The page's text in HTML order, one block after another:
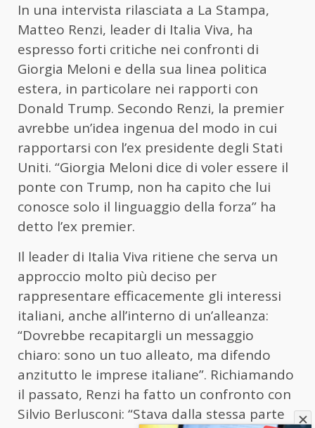
In una intervista rilasciata a La Stampa,
Matteo Renzi, leader di Italia Viva, ha
espresso forti critiche nei confronti di
Giorgia Meloni e della sua linea politica
estera, in particolare nei rapporti con
Donald Trump. Secondo Renzi, la premier
avrebbe un’idea ingenua del modo in cui
rapportarsi con l’ex presidente degli Stati
Uniti. “Giorgia Meloni dice di voler essere il
ponte con Trump, non ha capito che lui
conosce solo il linguaggio della forza” ha
detto l’ex premier.
Il leader di Italia Viva ritiene che serva un
approccio molto più deciso per
rappresentare efficacemente gli interessi
italiani, anche all’interno di un’alleanza:
“Dovrebbe recapitargli un messaggio
chiaro: sono un tuo alleato, ma difendo
anzitutto le imprese italiane”. Richiamando
il passato, Renzi ha fatto un confronto con
Silvio Berlusconi: “Stava dalla stessa parte